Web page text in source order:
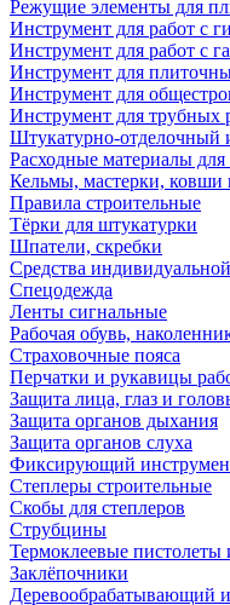
Режущие элементы для
Инструмент для работ с
Инструмент для работ с
Инструмент для
Инструмент для
Инструмент для трубных
Штукатурно-отделочный
Расходные материалы
Кельмы, мастерки, ковши
Правила строительные
Тёрки для штукатурки
Шпатели, скребки
Средства
Спецодежда
Ленты сигнальные
Рабочая обувь,
Страховочные пояса
Перчатки и рукавицы
Защита лица, глаз и
Защита органов дыхания
Защита органов слуха
Фиксирующий
Степлеры строительные
Скобы для степлеров
Струбцины
Термоклеевые пистолеты
Заклёпочники
Деревообрабатывающий